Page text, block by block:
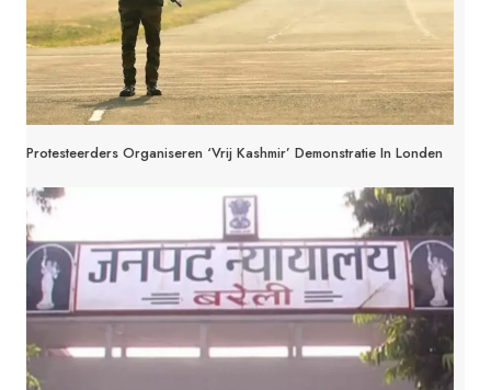
Protesteerders Organiseren ‘Vrij Kashmir’ Demonstratie In Londen